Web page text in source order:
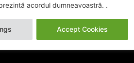
acordul dumneavoastră. .
Accept Cookies